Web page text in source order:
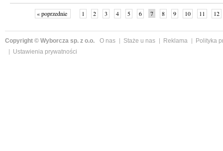
« poprzednie 1 2 3 4 5 6 7 8 9 10 11 12
Copyright © Wyborcza sp. z o.o. O nas Staże u nas Reklama
Polityka
Ustawienia prywatności